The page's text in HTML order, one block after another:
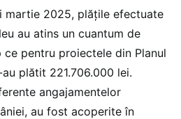
martie 2025, plățile efectuate
au atins un cuantum de
pentru proiectele din Planul
plătit 221.706.000 lei.
angajamentelor
au fost acoperite în